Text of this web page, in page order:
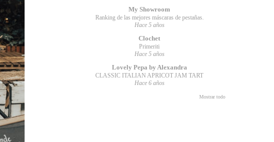
My Showroom
Ranking de las mejores máscaras de pestañas.
Hace 5 años
Clochet
Primeriti
Hace 5 años
Lovely Pepa by Alexandra
CLASSIC ITALIAN APRICOT JAM TART
Hace 6 años
Mostrar todo